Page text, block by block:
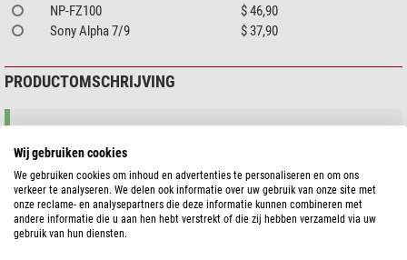
NP-FZ100
$ 46,90
Sony Alpha 7/9
$ 37,90
PRODUCTOMSCHRIJVING
hier dus een Engelse artikelbeschrijving.
TheBattery Coupler from PegasusAstro are used to connect the8V DC
DSLR OUTsocket of theDslrBuddyor thePocket Powerboxwith your
DSLR. This way you can power your camera from your primary power
Wij gebruiken cookies
We gebruiken cookies om inhoud en advertenties te personaliseren en om ons
verkeer te analyseren. We delen ook informatie over uw gebruik van onze site met
onze reclame- en analysepartners die deze informatie kunnen combineren met
andere informatie die u aan hen hebt verstrekt of die zij hebben verzameld via uw
gebruik van hun diensten.